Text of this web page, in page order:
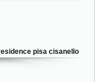
pisa cisanello